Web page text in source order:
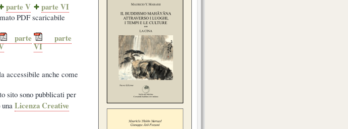
parte V parte VI
PDF scaricabile
parte parte
VI
accessibile anche come
sito sono pubblicati per
Licenza Creative